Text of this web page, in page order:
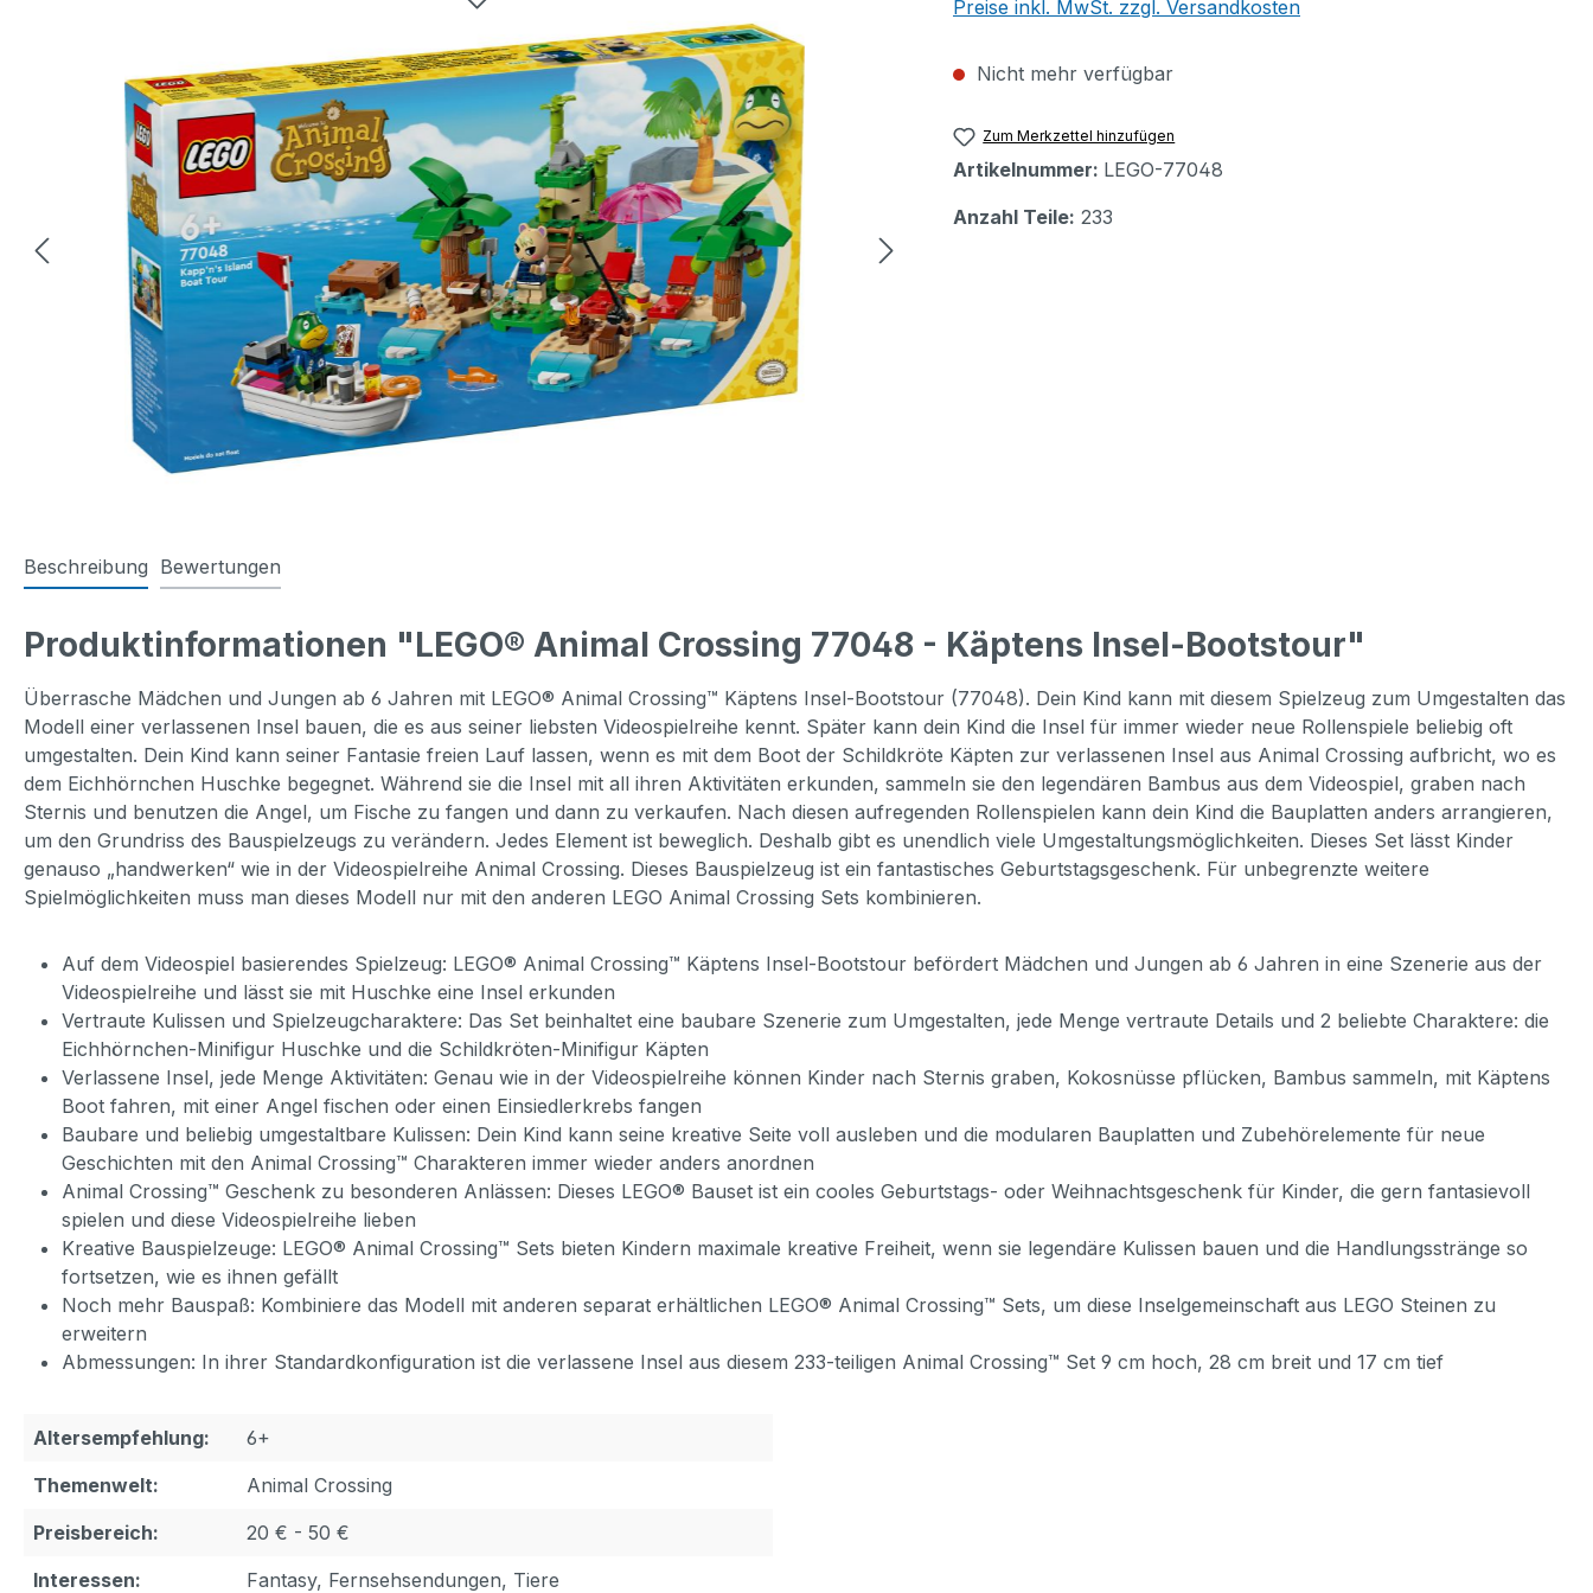
Preise inkl. MwSt. zzgl. Versandkosten
Nicht mehr verfügbar
Zum Merkzettel hinzufügen
Artikelnummer: LEGO-77048
Anzahl Teile: 233
Beschreibung Bewertungen
Produktinformationen "LEGO® Animal Crossing 77048 - Käptens Insel-Bootstour"
Überrasche Mädchen und Jungen ab 6 Jahren mit LEGO® Animal Crossing™ Käptens Insel-Bootstour (77048). Dein Kind kann mit diesem Spielzeug zum Umgestalten das
Modell einer verlassenen Insel bauen, die es aus seiner liebsten Videospielreihe kennt. Später kann dein Kind die Insel für immer wieder neue Rollenspiele beliebig oft
umgestalten. Dein Kind kann seiner Fantasie freien Lauf lassen, wenn es mit dem Boot der Schildkröte Käpten zur verlassenen Insel aus Animal Crossing aufbricht, wo es
dem Eichhörnchen Huschke begegnet. Während sie die Insel mit all ihren Aktivitäten erkunden, sammeln sie den legendären Bambus aus dem Videospiel, graben nach
Sternis und benutzen die Angel, um Fische zu fangen und dann zu verkaufen. Nach diesen aufregenden Rollenspielen kann dein Kind die Bauplatten anders arrangieren,
um den Grundriss des Bauspielzeugs zu verändern. Jedes Element ist beweglich. Deshalb gibt es unendlich viele Umgestaltungsmöglichkeiten. Dieses Set lässt Kinder
genauso „handwerken“ wie in der Videospielreihe Animal Crossing. Dieses Bauspielzeug ist ein fantastisches Geburtstagsgeschenk. Für unbegrenzte weitere
Spielmöglichkeiten muss man dieses Modell nur mit den anderen LEGO Animal Crossing Sets kombinieren.
Auf dem Videospiel basierendes Spielzeug: LEGO® Animal Crossing™ Käptens Insel-Bootstour befördert Mädchen und Jungen ab 6 Jahren in eine Szenerie aus der
Videospielreihe und lässt sie mit Huschke eine Insel erkunden
Vertraute Kulissen und Spielzeugcharaktere: Das Set beinhaltet eine baubare Szenerie zum Umgestalten, jede Menge vertraute Details und 2 beliebte Charaktere: die
Eichhörnchen-Minifigur Huschke und die Schildkröten-Minifigur Käpten
Verlassene Insel, jede Menge Aktivitäten: Genau wie in der Videospielreihe können Kinder nach Sternis graben, Kokosnüsse pflücken, Bambus sammeln, mit Käptens
Boot fahren, mit einer Angel fischen oder einen Einsiedlerkrebs fangen
Baubare und beliebig umgestaltbare Kulissen: Dein Kind kann seine kreative Seite voll ausleben und die modularen Bauplatten und Zubehörelemente für neue
Geschichten mit den Animal Crossing™ Charakteren immer wieder anders anordnen
Animal Crossing™ Geschenk zu besonderen Anlässen: Dieses LEGO® Bauset ist ein cooles Geburtstags- oder Weihnachtsgeschenk für Kinder, die gern fantasievoll
spielen und diese Videospielreihe lieben
Kreative Bauspielzeuge: LEGO® Animal Crossing™ Sets bieten Kindern maximale kreative Freiheit, wenn sie legendäre Kulissen bauen und die Handlungsstränge so
fortsetzen, wie es ihnen gefällt
Noch mehr Bauspaß: Kombiniere das Modell mit anderen separat erhältlichen LEGO® Animal Crossing™ Sets, um diese Inselgemeinschaft aus LEGO Steinen zu
erweitern
Abmessungen: In ihrer Standardkonfiguration ist die verlassene Insel aus diesem 233-teiligen Animal Crossing™ Set 9 cm hoch, 28 cm breit und 17 cm tief
Altersempfehlung:
6+
Themenwelt:
Animal Crossing
Preisbereich:
20 € - 50 €
Interessen:
Fantasy, Fernsehsendungen, Tiere